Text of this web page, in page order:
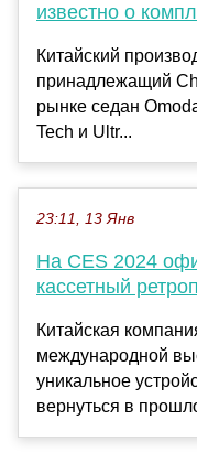
известно о
Китайский
принадлежащий
рынке седан
Tech и Ultr...
23:11, 13 Янв
На CES 2024
кассетный
Китайская
международной
уникальное
вернуться в